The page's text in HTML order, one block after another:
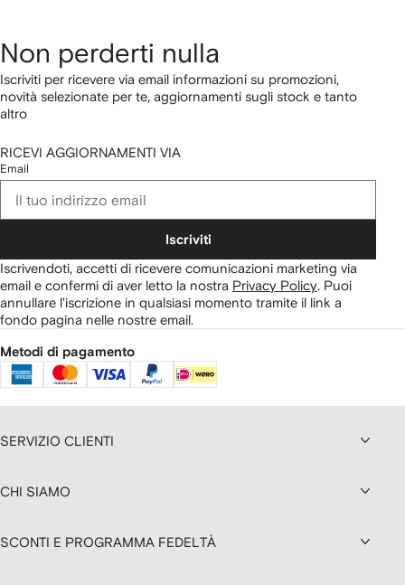
Non perderti nulla
Iscriviti per ricevere via email informazioni su promozioni,
novità selezionate per te, aggiornamenti sugli stock e tanto
altro
RICEVI AGGIORNAMENTI VIA
Email
Iscriviti
Iscrivendoti, accetti di ricevere comunicazioni marketing via
email e confermi di aver letto la nostra Privacy Policy. Puoi
annullare l'iscrizione in qualsiasi momento tramite il link a
fondo pagina nelle nostre email.
Metodi di pagamento
SERVIZIO CLIENTI
CHI SIAMO
SCONTI E PROGRAMMA FEDELTÀ